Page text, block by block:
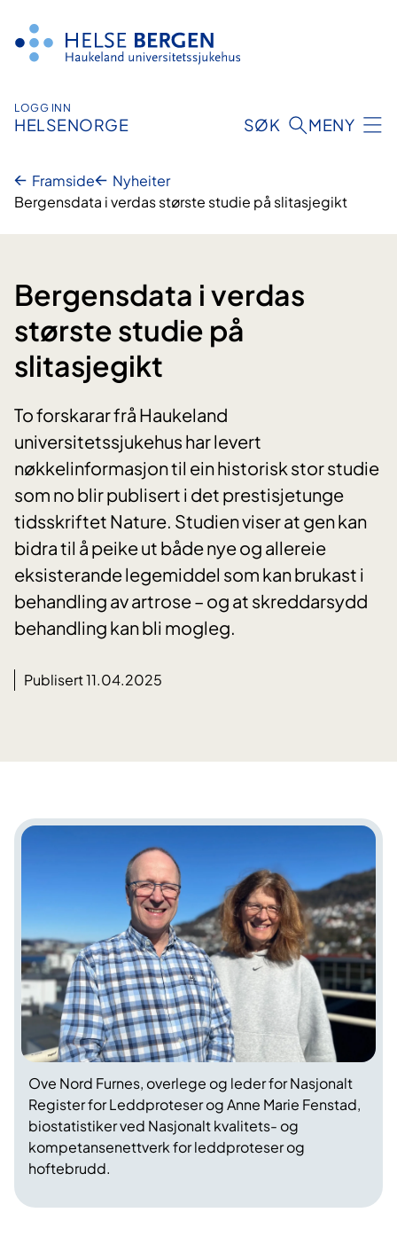
innhald
LOGG INN
HELSENORGE SØK MENY
Framside
Nyheiter
Bergensdata i verdas største studie på slitasjegikt
Bergensdata i verdas
største studie på
slitasjegikt
To forskarar frå Haukeland
universitetssjukehus har levert
nøkkelinformasjon til ein historisk stor studie
som no blir publisert i det prestisjetunge
tidsskriftet Nature. Studien viser at gen kan
bidra til å peike ut både nye og allereie
eksisterande legemiddel som kan brukast i
behandling av artrose – og at skreddarsydd
behandling kan bli mogleg.
Publisert 11.04.2025
Ove Nord Furnes, overlege og leder for Nasjonalt
Register for Leddproteser og Anne Marie Fenstad,
biostatistiker ved Nasjonalt kvalitets- og
kompetansenettverk for leddproteser og
hoftebrudd.